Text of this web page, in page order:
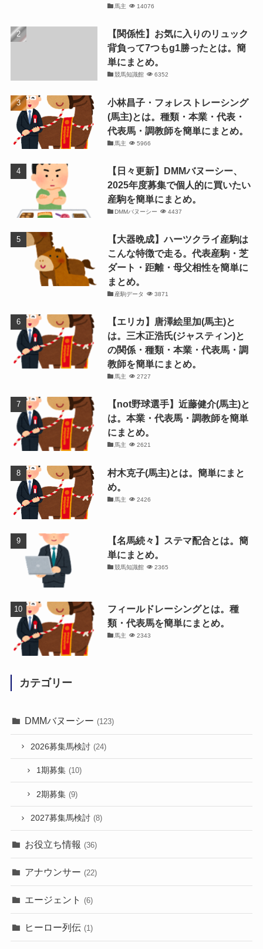
馬主 14076
【関係性】お気に入りのリュック
背負って7つもg1勝ったとは。簡
単にまとめ。
競馬知識館 6352
小林昌子・フォレストレーシング
(馬主)とは。種類・本業・代表・
代表馬・調教師を簡単にまとめ。
馬主 5966
【日々更新】DMMバヌーシー、
2025年度募集で個人的に買いたい
産駒を簡単にまとめ。
DMMバヌーシー 4437
【大器晩成】ハーツクライ産駒は
こんな特徴で走る。代表産駒・芝
ダート・距離・母父相性を簡単に
まとめ。
産駒データ 3871
【エリカ】唐澤絵里加(馬主)と
は。三木正浩氏(ジャスティン)と
の関係・種類・本業・代表馬・調
教師を簡単にまとめ。
馬主 2727
【not野球選手】近藤健介(馬主)と
は。本業・代表馬・調教師を簡単
にまとめ。
馬主 2621
村木克子(馬主)とは。簡単にまと
め。
馬主 2426
【名馬続々】ステマ配合とは。簡
単にまとめ。
競馬知識館 2365
フィールドレーシングとは。種
類・代表馬を簡単にまとめ。
馬主 2343
カテゴリー
DMMバヌーシー (123)
2026募集馬検討 (24)
1期募集 (10)
2期募集 (9)
2027募集馬検討 (8)
お役立ち情報 (36)
アナウンサー (22)
エージェント (6)
ヒーロー列伝 (1)